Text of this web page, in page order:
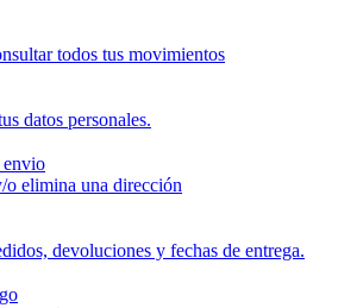
todos tus movimientos
datos personales.
envio
o elimina una dirección
devoluciones y fechas de entrega.